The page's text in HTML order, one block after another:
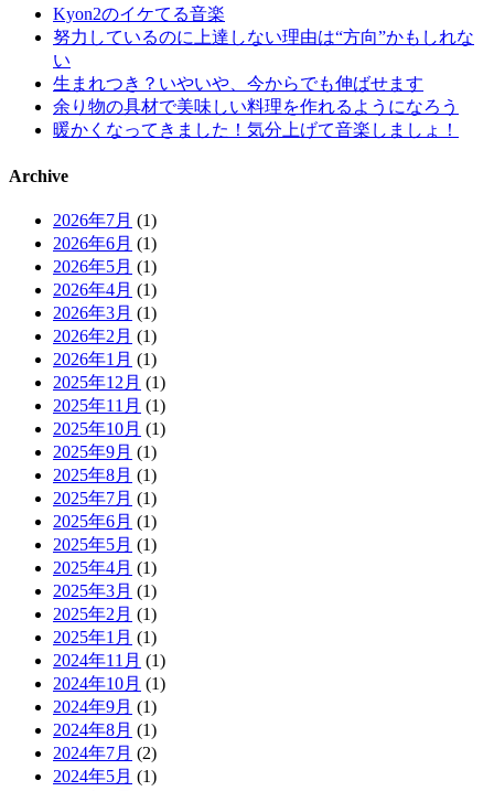
Kyon2のイケてる音楽
努力しているのに上達しない理由は“方向”かもしれな
い
生まれつき？いやいや、今からでも伸ばせます
余り物の具材で美味しい料理を作れるようになろう
暖かくなってきました！気分上げて音楽しましょ！
Archive
2026年7月 (1)
2026年6月 (1)
2026年5月 (1)
2026年4月 (1)
2026年3月 (1)
2026年2月 (1)
2026年1月 (1)
2025年12月 (1)
2025年11月 (1)
2025年10月 (1)
2025年9月 (1)
2025年8月 (1)
2025年7月 (1)
2025年6月 (1)
2025年5月 (1)
2025年4月 (1)
2025年3月 (1)
2025年2月 (1)
2025年1月 (1)
2024年11月 (1)
2024年10月 (1)
2024年9月 (1)
2024年8月 (1)
2024年7月 (2)
2024年5月 (1)